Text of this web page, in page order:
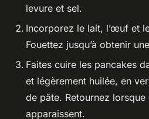
levure et sel.
Incorporez le lait, l’œuf et
Fouettez jusqu’à obtenir
Faites cuire les pancakes
et légèrement huilée, en
de pâte. Retournez lorsque
apparaissent.